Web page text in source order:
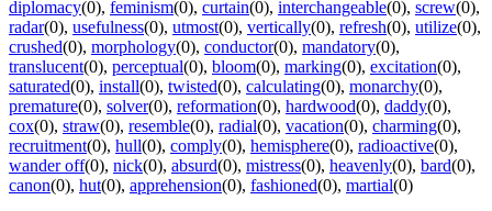
diplomacy(0), feminism(0), curtain(0), interchangeable(0), screw(0),
radar(0), usefulness(0), utmost(0), vertically(0), refresh(0), utilize(0),
crushed(0), morphology(0), conductor(0), mandatory(0),
translucent(0), perceptual(0), bloom(0), marking(0), excitation(0),
saturated(0), install(0), twisted(0), calculating(0), monarchy(0),
premature(0), solver(0), reformation(0), hardwood(0), daddy(0),
cox(0), straw(0), resemble(0), radial(0), vacation(0), charming(0),
recruitment(0), hull(0), comply(0), hemisphere(0), radioactive(0),
wander off(0), nick(0), absurd(0), mistress(0), heavenly(0), bard(0),
canon(0), hut(0), apprehension(0), fashioned(0), martial(0)